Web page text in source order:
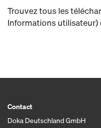
Trouvez tous les
Informations utilisateur)
Contact
Doka Deutschland GmbH